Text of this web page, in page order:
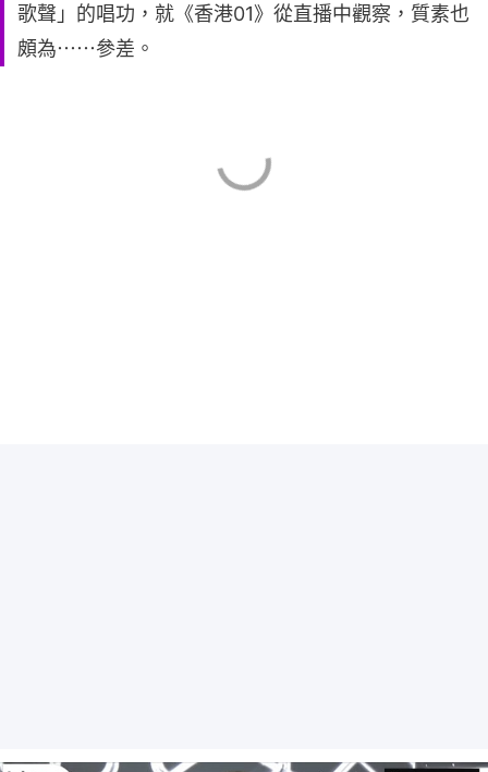
歌聲」的唱功，就《香港01》從直播中觀察，質素也
頗為⋯⋯參差。